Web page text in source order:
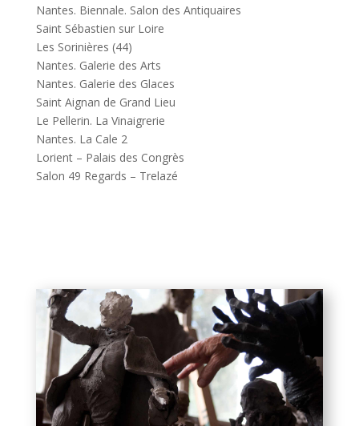
Nantes. Biennale. Salon des Antiquaires
Saint Sébastien sur Loire
Les Sorinières (44)
Nantes. Galerie des Arts
Nantes. Galerie des Glaces
Saint Aignan de Grand Lieu
Le Pellerin. La Vinaigrerie
Nantes. La Cale 2
Lorient – Palais des Congrès
Salon 49 Regards – Trelazé